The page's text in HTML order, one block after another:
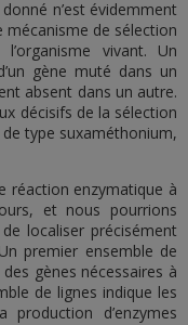
n’est évidemment
mécanisme de sélection
vivant. Un
gène muté dans un
absent dans un autre.
décisifs de la sélection
type suxaméthonium,
réaction enzymatique à
et nous pourrions
localiser précisément
premier ensemble de
gènes nécessaires à
de lignes indique les
d’enzymes